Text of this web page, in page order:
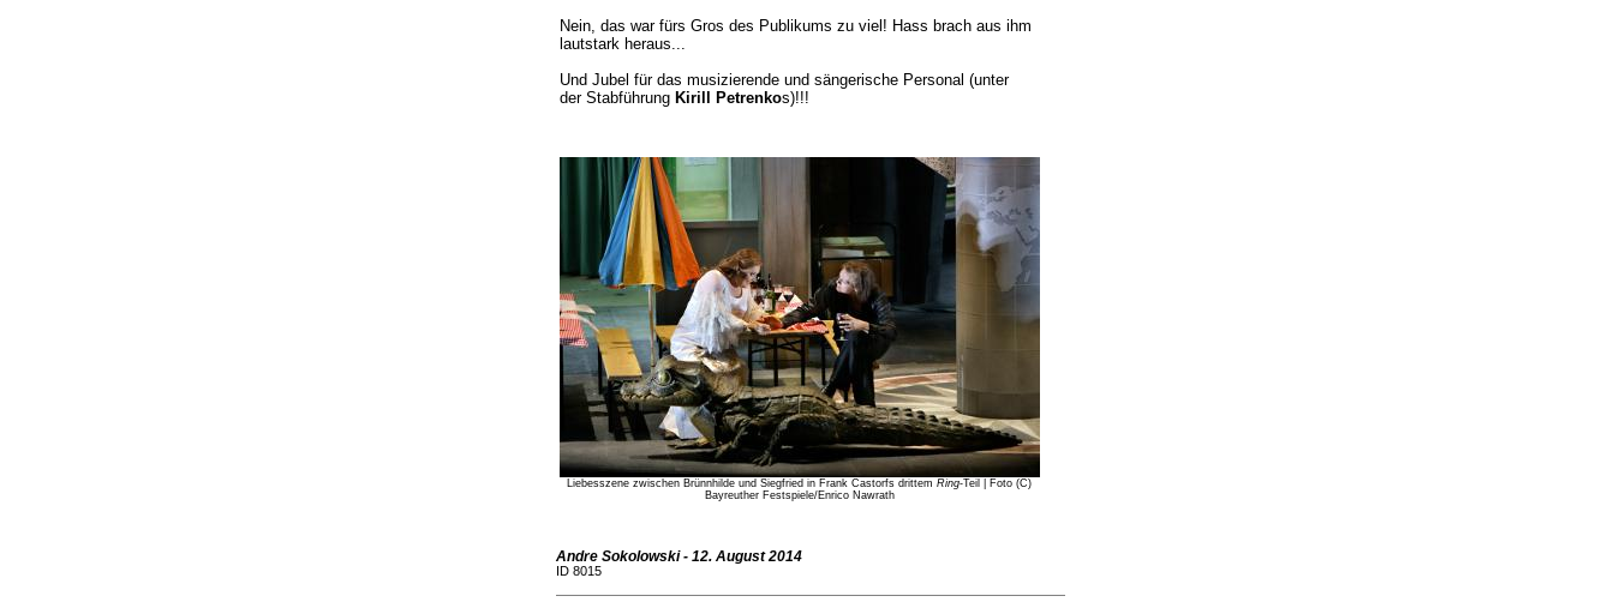
Nein, das war fürs Gros des Publikums zu viel! Hass brach aus ihm
lautstark heraus...
Und Jubel für das musizierende und sängerische Personal (unter
der Stabführung Kirill Petrenkos)!!!
Liebesszene zwischen Brünnhilde und Siegfried in Frank Castorfs drittem Ring-Teil | Foto (C)
Bayreuther Festspiele/Enrico Nawrath
Andre Sokolowski - 12. August 2014
ID 8015